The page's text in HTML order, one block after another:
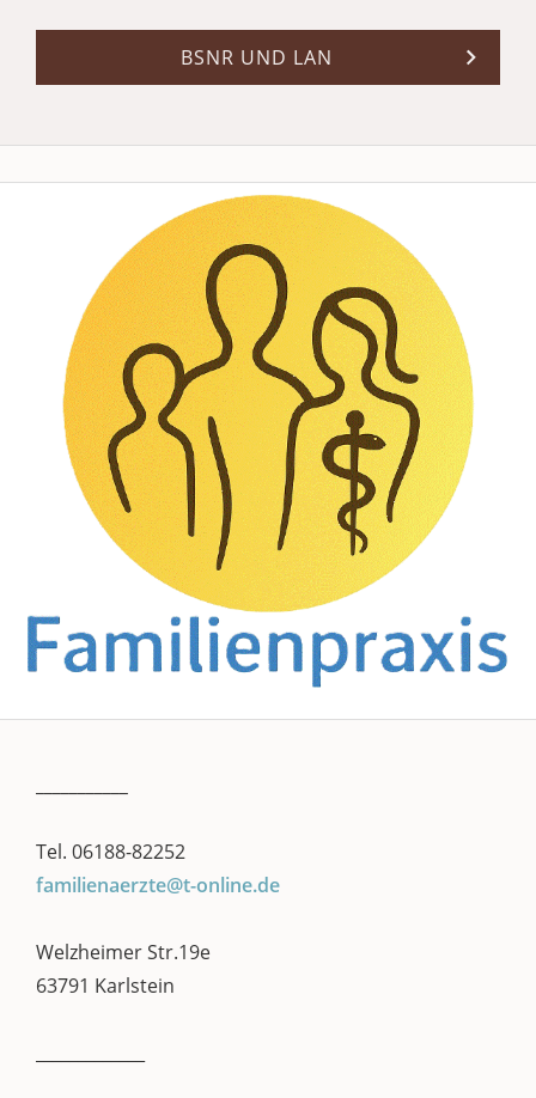
BSNR UND LAN
Tel. 06188-82252
familienaerzte@t-online.de
Welzheimer Str.19e
63791 Karlstein